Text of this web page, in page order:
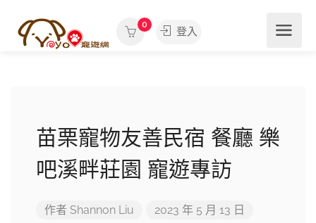
0
登入
苗栗寵物友善民宿 餐廳 樂
吧溪畔莊園 寵遊專訪
作者 Shannon Liu 2023 年 5 月 13 日